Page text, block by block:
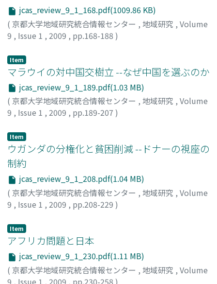
jcas_review_9_1_168.pdf(1009.86 KB)
( 京都大学地域研究統合情報センター , 地域研究 , Volume
9 , Issue 1 , 2009 , pp.168-188 )
Item
マラウイの対中国交樹立 --なぜ中国を選ぶのか
jcas_review_9_1_189.pdf(1.03 MB)
( 京都大学地域研究統合情報センター , 地域研究 , Volume
9 , Issue 1 , 2009 , pp.189-207 )
Item
ウガンダの分権化と貧困削減 --ドナーの視座の
制約
jcas_review_9_1_208.pdf(1.04 MB)
( 京都大学地域研究統合情報センター , 地域研究 , Volume
9 , Issue 1 , 2009 , pp.208-229 )
Item
アフリカ問題と日本
jcas_review_9_1_230.pdf(1.11 MB)
( 京都大学地域研究統合情報センター , 地域研究 , Volume
9 , Issue 1 , 2009 , pp.230-258 )